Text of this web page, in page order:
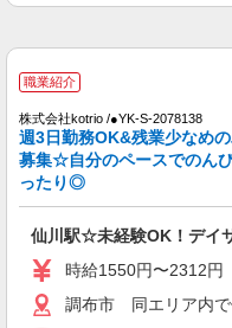
株式会社kotrio /●YK-S-
給：
30,000円
善手当：
により変
間） ※固
（上記給与とは別
歓迎 ・
者研修
東京
派遣社員
株式会社kotrio /●SW-H2-
≪調布駅≫
職業紹介
株式会社kotrio /●YK-S-2078138
週3日勤務OK&残業少なめ
募集☆自分のペースでのん
ったり◎
仙川駅☆未経験OK！デイ
時給1550円〜2312円
調布市 同エリア内で